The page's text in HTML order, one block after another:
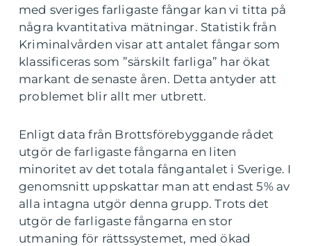
med sveriges farligaste fångar kan vi titta på
några kvantitativa mätningar. Statistik från
Kriminalvården visar att antalet fångar som
klassificeras som ”särskilt farliga” har ökat
markant de senaste åren. Detta antyder att
problemet blir allt mer utbrett.
Enligt data från Brottsförebyggande rådet
utgör de farligaste fångarna en liten
minoritet av det totala fångantalet i Sverige. I
genomsnitt uppskattar man att endast 5% av
alla intagna utgör denna grupp. Trots det
utgör de farligaste fångarna en stor
utmaning för rättssystemet, med ökad